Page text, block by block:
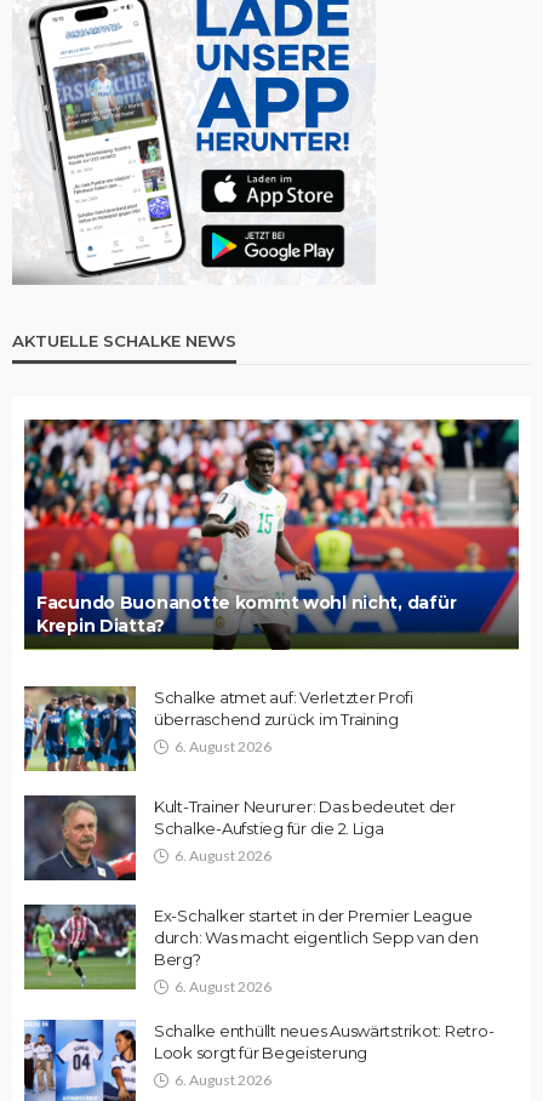
AKTUELLE SCHALKE NEWS
Facundo Buonanotte kommt wohl nicht, dafür
Krepin Diatta?
Schalke atmet auf: Verletzter Profi
überraschend zurück im Training
6. August 2026
Kult-Trainer Neururer: Das bedeutet der
Schalke-Aufstieg für die 2. Liga
6. August 2026
Ex-Schalker startet in der Premier League
durch: Was macht eigentlich Sepp van den
Berg?
6. August 2026
Schalke enthüllt neues Auswärtstrikot: Retro-
Look sorgt für Begeisterung
6. August 2026